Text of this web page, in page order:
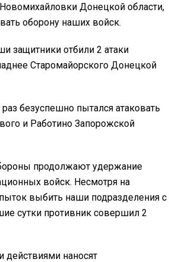
Донецкой области,
оборону наших войск.
защитники отбили 2 атаки
Старомайорского Донецкой
раз безуспешно пытался атаковать
и Работино Запорожской
продолжают удержание
войск. Несмотря на
выбить наши подразделения с
сутки противник совершил 2
наносят